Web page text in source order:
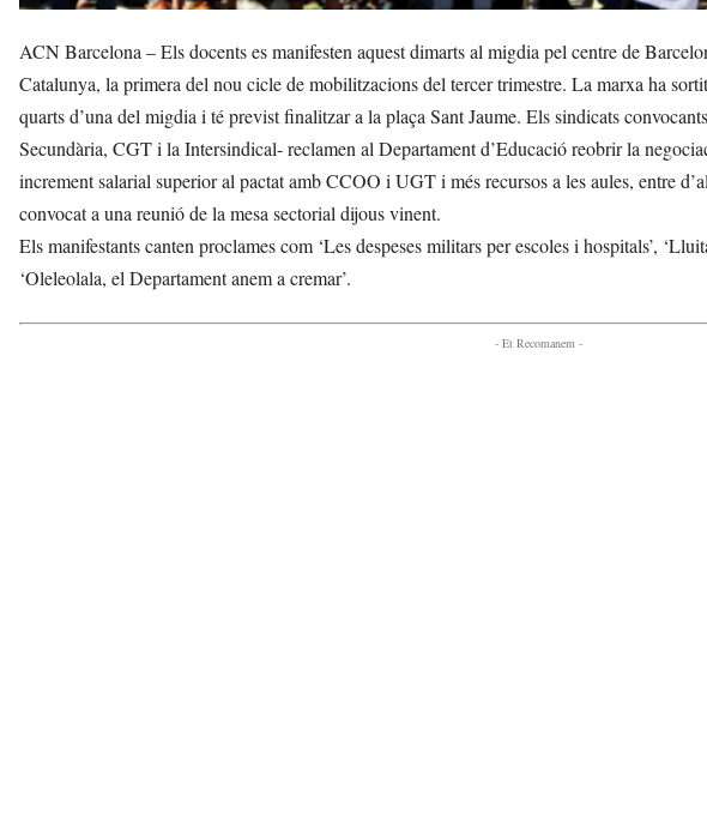
ACN Barcelona – Els docents es manifesten aquest dimarts al migdia pel centre de
Catalunya, la primera del nou cicle de mobilitzacions del tercer trimestre. La marxa ha
quarts d’una del migdia i té previst finalitzar a la plaça Sant Jaume. Els sindicats
Secundària, CGT i la Intersindical- reclamen al Departament d’Educació reobrir la
increment salarial superior al pactat amb CCOO i UGT i més recursos a les aules, entre
convocat a una reunió de la mesa sectorial dijous vinent.
Els manifestants canten proclames com ‘Les despeses militars per escoles i hospitals’,
‘Oleleolala, el Departament anem a cremar’.
- Et Recomanem -